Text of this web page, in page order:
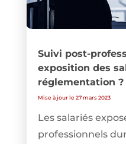
Suivi post-
exposition des
réglementation ?
Mise à jour le 27 mars 2023
Les salariés
professionnels